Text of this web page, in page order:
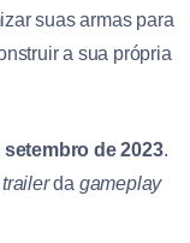
suas armas para
a sua própria
setembro de 2023.
trailerda gameplay